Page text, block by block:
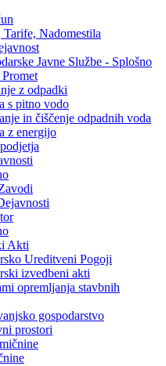
Tarife, Nadomestila
Javne Službe - Splošno
z odpadki
s pitno vodo
in čiščenje odpadnih voda
z energijo
Akti
Ureditveni Pogoji
izvedbeni akti
opremljanja stavbnih
gospodarstvo
prostori